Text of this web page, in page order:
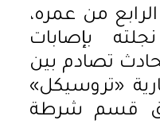
من عمره،
بإصابات
تصادم بين
«تروسيكل»
قسم شرطة